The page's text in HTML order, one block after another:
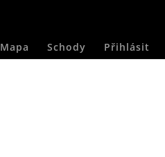
Mapa Schody Přihlásit